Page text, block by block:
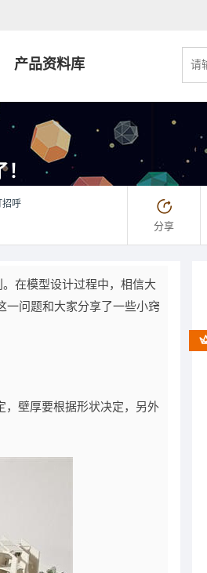
产品资料库
招呼
分享
在模型设计过程中，相信大
一问题和大家分享了一些小窍
壁厚要根据形状决定，另外